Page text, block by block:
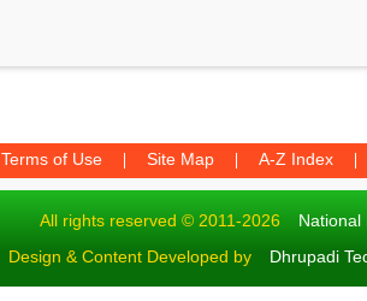
Terms of Use Site Map A-Z Index
All rights reserved © 2011-2026 National
Design & Content Developed by Dhrupadi